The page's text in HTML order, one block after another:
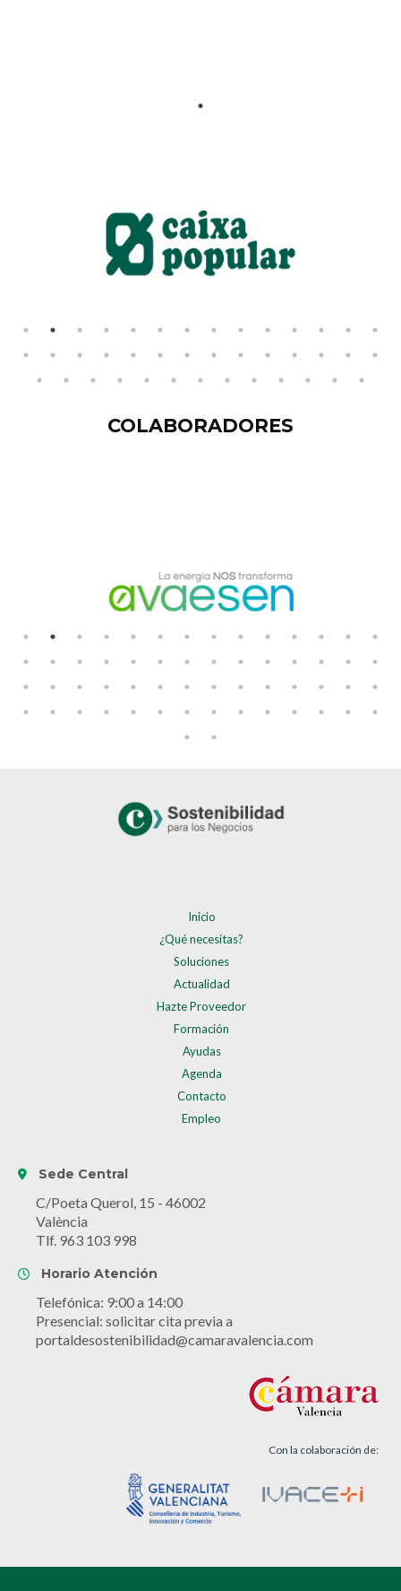
COLABORADORES
Inicio
¿Qué necesitas?
Soluciones
Actualidad
Hazte Proveedor
Formación
Ayudas
Agenda
Contacto
Empleo
Sede Central
C/Poeta Querol, 15 - 46002
València
Tlf. 963 103 998
Horario Atención
Telefónica: 9:00 a 14:00
Presencial: solicitar cita previa a
portaldesostenibilidad@camaravalencia.com
Con la colaboración de: